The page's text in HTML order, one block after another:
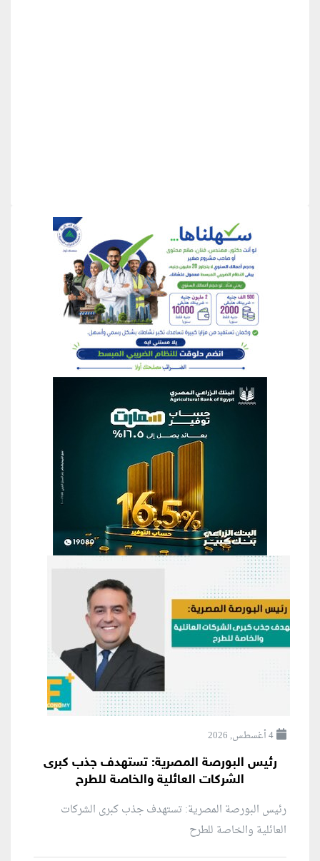
منطقة إعلانية
منطقة إعلانية
4 أغسطس, 2026
رئيس البورصة المصرية: تستهدف جذب كبرى
الشركات العائلية والخاصة للطرح
رئيس البورصة المصرية: تستهدف جذب كبرى الشركات
العائلية والخاصة للطرح